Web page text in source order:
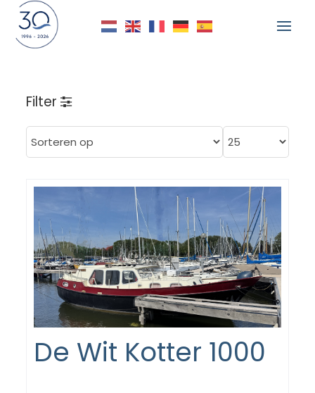
Filter
De Wit Kotter 1000